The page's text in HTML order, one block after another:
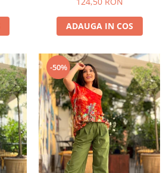
ADAUGA IN COS
-50%